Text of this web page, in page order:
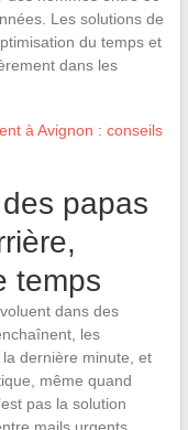
Les solutions de
du temps et
dans les
à Avignon : conseils
papas
temps
dans des
les
dernière minute, et
même quand
pas la solution